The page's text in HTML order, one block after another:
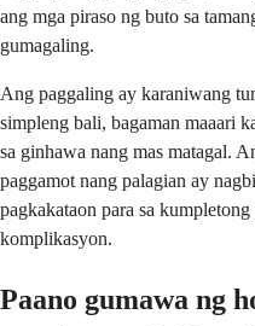
ang mga piraso ng buto sa
gumagaling.
Ang paggaling ay karaniwang
simpleng bali, bagaman maaari
sa ginhawa nang mas matagal.
paggamot nang palagian ay
pagkakataon para sa
komplikasyon.
Paano gumawa ng